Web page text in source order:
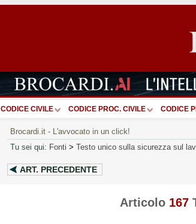
CODICE CIVILE CODICE PROC. CIVILE CODICE
Brocardi.it - L'avvocato in un click!
Tu sei qui: Fonti > Testo unico sulla sicurezza sul
ART. PRECEDENTE
Articolo 167